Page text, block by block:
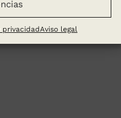
privacidadAviso legal